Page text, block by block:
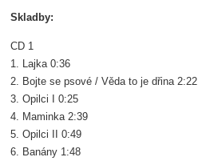
Skladby:
CD 1
1. Lajka 0:36
2. Bojte se psové / Věda to je dřina 2:22
3. Opilci I 0:25
4. Maminka 2:39
5. Opilci II 0:49
6. Banány 1:48